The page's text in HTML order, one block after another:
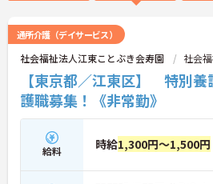
通所介護（デイサービス）
社会福祉法人江東ことぶき会寿園 社会
【東京都／江東区】 特別
護職募集！《非常勤》
給料 時給1,300円～1,500円